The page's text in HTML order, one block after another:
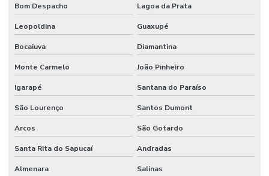
Bom Despacho Lagoa da Prata
Leopoldina Guaxupé
Bocaiuva Diamantina
Monte Carmelo João Pinheiro
Igarapé Santana do Paraíso
São Lourenço Santos Dumont
Arcos São Gotardo
Santa Rita do Sapucaí Andradas
Almenara Salinas